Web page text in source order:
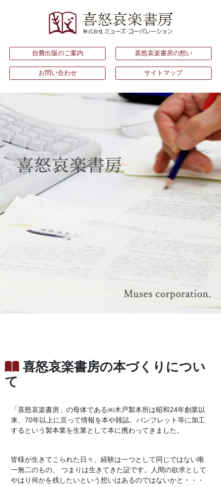
自費出版のご案内 喜怒哀楽書房の想い
お問い合わせ サイトマップ
喜怒哀楽書房の本づくりについ
て
「喜怒哀楽書房」の母体である㈱木戸製本所は昭和24年創業以
来、70年以上に亘って情報を本や雑誌、パンフレット等に加工
するという製本業を生業として本に携わってきました。
皆様が生きてこられた日々、経験は一つとして同じではない唯
一無二のもの、 つまりは生きてきた証です。人間の欲求として
やはり何かを残したいという想いはあるのではないかと・・・